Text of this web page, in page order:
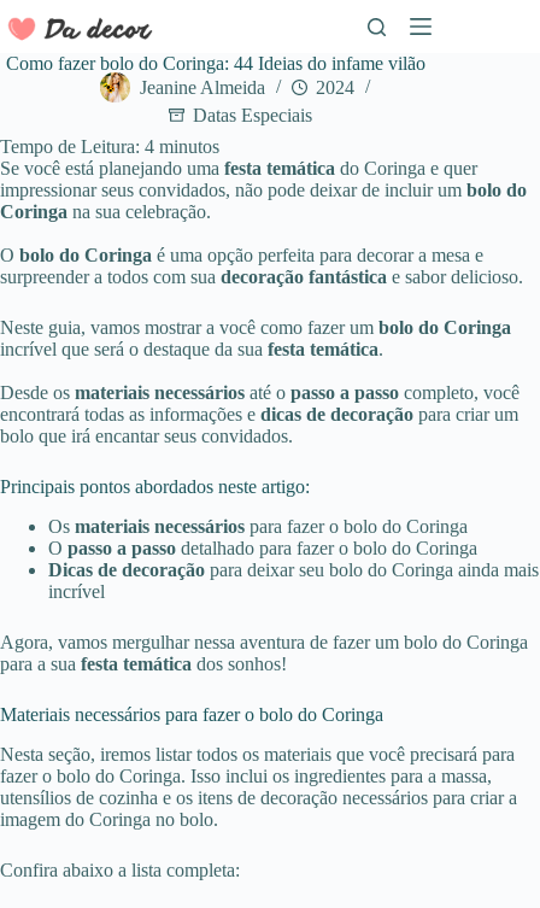
para
conteúdo
Como fazer bolo do Coringa: 44 Ideias do infame vilão
Jeanine Almeida
2024
Datas Especiais
Tempo de Leitura: 4 minutos
Se você está planejando uma festa temática do Coringa e quer
impressionar seus convidados, não pode deixar de incluir um bolo do
Coringa na sua celebração.
O bolo do Coringa é uma opção perfeita para decorar a mesa e
surpreender a todos com sua decoração fantástica e sabor delicioso.
Neste guia, vamos mostrar a você como fazer um bolo do Coringa
incrível que será o destaque da sua festa temática.
Desde os materiais necessários até o passo a passo completo, você
encontrará todas as informações e dicas de decoração para criar um
bolo que irá encantar seus convidados.
Principais pontos abordados neste artigo:
Os materiais necessários para fazer o bolo do Coringa
O passo a passo detalhado para fazer o bolo do Coringa
Dicas de decoração para deixar seu bolo do Coringa ainda mais
incrível
Agora, vamos mergulhar nessa aventura de fazer um bolo do Coringa
para a sua festa temática dos sonhos!
Materiais necessários para fazer o bolo do Coringa
Nesta seção, iremos listar todos os materiais que você precisará para
fazer o bolo do Coringa. Isso inclui os ingredientes para a massa,
utensílios de cozinha e os itens de decoração necessários para criar a
imagem do Coringa no bolo.
Confira abaixo a lista completa: